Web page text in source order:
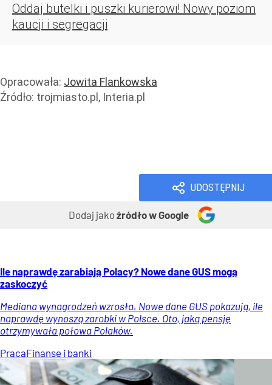
Oddaj butelki i puszki kurierowi! Nowy poziom
kaucji i segregacji
Opracowała: Jowita Flankowska
Źródło: trojmiasto.pl, Interia.pl
UDOSTĘPNIJ
Dodaj jakoźródło w Google
Ile naprawdę zarabiają Polacy? Nowe dane GUS mogą
zaskoczyć
Mediana wynagrodzeń wzrosła. Nowe dane GUS pokazują, ile
naprawdę wynoszą zarobki w Polsce. Oto, jaką pensję
otrzymywała połowa Polaków.
PracaFinanse i banki